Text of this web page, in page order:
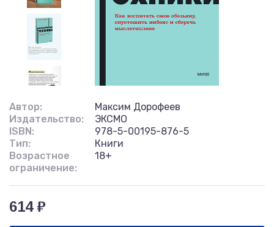
Автор:
Максим Дорофеев
Издательство:
ЭКСМО
ISBN:
978-5-00195-876-5
Тип:
Книги
Возрастное
ограничение:
18+
614 ₽